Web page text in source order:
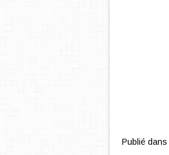
Publié dans